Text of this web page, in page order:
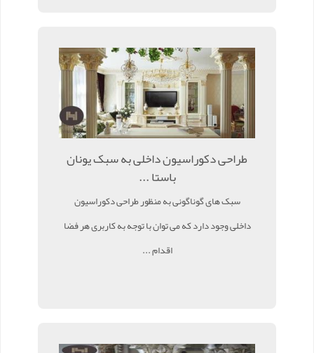
طراحی دکوراسیون داخلی به سبک یونان
باستا ...
سبک های گوناگونی به منظور طراحی دکوراسیون
داخلی وجود دارد که می توان با توجه به کاربری هر فضا
اقدام ...